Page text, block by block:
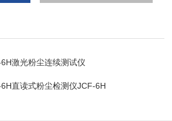
激光粉尘连续测试仪
直读式粉尘检测仪JCF-6H